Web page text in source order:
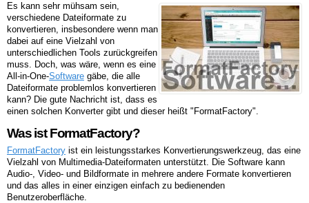
Es kann sehr mühsam sein,
verschiedene Dateiformate zu
konvertieren, insbesondere wenn man
dabei auf eine Vielzahl von
unterschiedlichen Tools zurückgreifen
muss. Doch, was wäre, wenn es eine
All-in-One-Software gäbe, die alle
Dateiformate problemlos konvertieren
kann? Die gute Nachricht ist, dass es
einen solchen Konverter gibt und dieser heißt "FormatFactory".
Was ist FormatFactory?
FormatFactory ist ein leistungsstarkes Konvertierungswerkzeug, das eine
Vielzahl von Multimedia-Dateiformaten unterstützt. Die Software kann
Audio-, Video- und Bildformate in mehrere andere Formate konvertieren
und das alles in einer einzigen einfach zu bedienenden
Benutzeroberfläche.